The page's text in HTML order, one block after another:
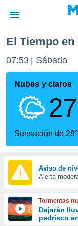
de
por
que se
calidad.
a este
las
y
forma
digital
basada
El Tiempo en
07:53 Sábado
Nubes y claros
Sensación de 28°
Aviso de
Alerta
Tormentas
Dejarán
pedrisco